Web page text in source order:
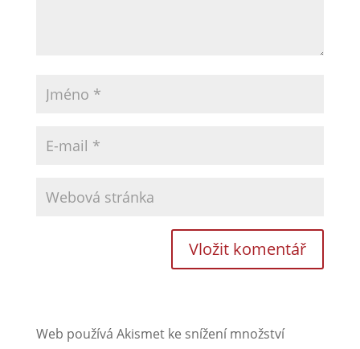
Web používá Akismet ke snížení množství